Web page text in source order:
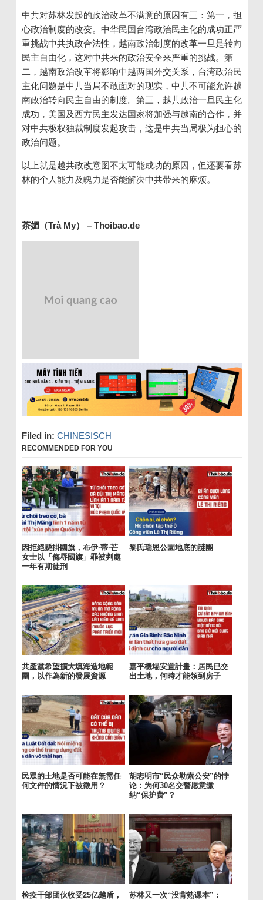
中共对苏林发起的政治改革不满意的原因有三：第一，担
心政治制度的改变。中华民国台湾政治民主化的成功正严
重挑战中共执政合法性，越南政治制度的改革一旦是转向
民主自由化，这对中共来的政治安全来严重的挑战。第
二，越南政治改革将影响中越两国外交关系，台湾政治民
主化问题是中共当局不敢面对的现实，中共不可能允许越
南政治转向民主自由的制度。第三，越共政治一旦民主化
成功，美国及西方民主发达国家将加强与越南的合作，并
对中共极权独裁制度发起攻击，这是中共当局极为担心的
政治问题。
以上就是越共政改意图不太可能成功的原因，但还要看苏
林的个人能力及魄力是否能解决中共带来的麻烦。
茶媚（Trà My） – Thoibao.de
Filed in: CHINESISCH
RECOMMENDED FOR YOU
因拒絕懸掛國旗，布伊·蒂·芒
女士以「侮辱國旗」罪被判處
一年有期徒刑
黎氏瑞恩公園地底的謎團
共產黨希望擴大填海造地範
圍，以作為新的發展資源
嘉平機場安置計畫：居民已交
出土地，何時才能領到房子
民眾的土地是否可能在無需任
何文件的情況下被徵用？
胡志明市“民众勒索公安”的悖
论：为何30名交警愿意缴
纳“保护费”？
检疫干部团伙收受25亿越盾，
苏林又一次“没背熟课本”：